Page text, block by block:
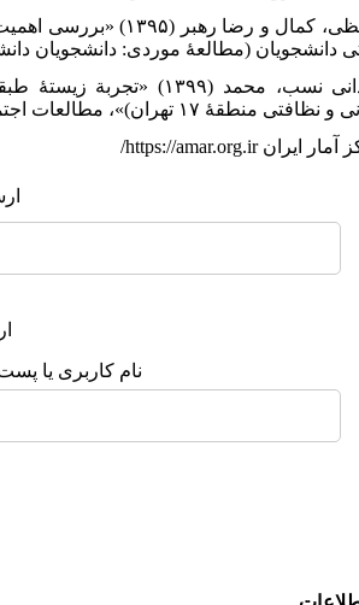
۲۳. واعظی، کمال و
(مطالعۀ موردی: دانشجویان دانشگاه
۲۴. یزدانی نسب، محمد
۱۷ تهران)»، مطالعات اجتماعی ایران، ۱۴(۲): ۱۳۵-۱۶۰.
نام کاربری یا